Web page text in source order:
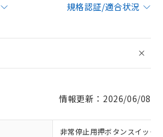
規格認証/適合状況
情報更新：2026/06/08
非常停止用押ボタンスイッチ